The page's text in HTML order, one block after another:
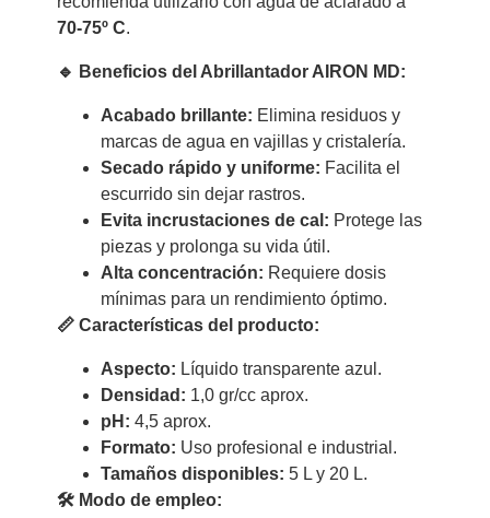
70-75º C.
🔹 Beneficios del Abrillantador AIRON MD:
Acabado brillante: Elimina residuos y
marcas de agua en vajillas y cristalería.
Secado rápido y uniforme: Facilita el
escurrido sin dejar rastros.
Evita incrustaciones de cal: Protege las
piezas y prolonga su vida útil.
Alta concentración: Requiere dosis
mínimas para un rendimiento óptimo.
📏 Características del producto:
Aspecto: Líquido transparente azul.
Densidad: 1,0 gr/cc aprox.
pH: 4,5 aprox.
Formato: Uso profesional e industrial.
Tamaños disponibles: 5 L y 20 L.
🛠 Modo de empleo: